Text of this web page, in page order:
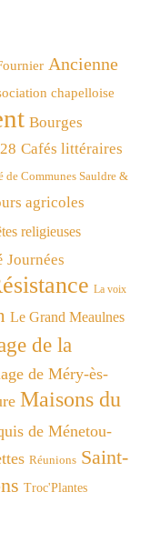
Ancienne
chapelloise
Bourges
Cafés littéraires
de Communes Sauldre &
agricoles
religieuses
Journées
La voix
Le Grand Meaulnes
de la
de Méry-ès-
Maisons du
de Ménetou-
Réunions Saint-
Troc'Plantes